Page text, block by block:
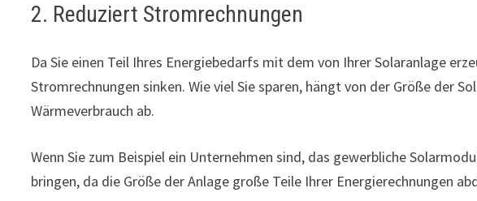
2. Reduziert Stromrechnungen
Da Sie einen Teil Ihres Energiebedarfs mit dem von Ihrer Solaranlage
Stromrechnungen sinken. Wie viel Sie sparen, hängt von der Größe der
Wärmeverbrauch ab.
Wenn Sie zum Beispiel ein Unternehmen sind, das gewerbliche
bringen, da die Größe der Anlage große Teile Ihrer Energierechnungen